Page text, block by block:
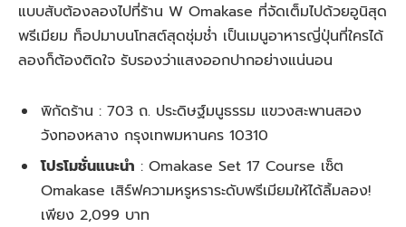
แบบสับต้องลองไปที่ร้าน W Omakase ที่จัดเต็มไปด้วยอูนิสุด
พรีเมียม ท็อปมาบนโทสต์สุดชุ่มช่ำ เป็นเมนูอาหารญี่ปุ่นที่ใครได้
ลองก็ต้องติดใจ รับรองว่าแสงออกปากอย่างแน่นอน
พิกัดร้าน : 703 ถ. ประดิษฐ์มนูธรรม แขวงสะพานสอง
วังทองหลาง กรุงเทพมหานคร 10310
โปรโมชั่นแนะนำ : Omakase Set 17 Course เซ็ต
Omakase เสิร์ฟความหรูหราระดับพรีเมียมให้ได้ลิ้มลอง!
เพียง 2,099 บาท